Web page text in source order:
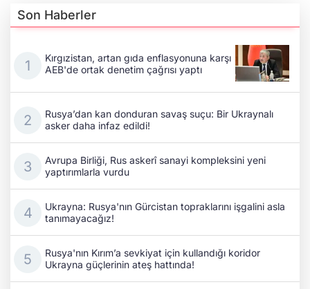
Son Haberler
Kırgızistan, artan gıda enflasyonuna karşı
AEB'de ortak denetim çağrısı yaptı
Rusya’dan kan donduran savaş suçu: Bir Ukraynalı
asker daha infaz edildi!
Avrupa Birliği, Rus askerî sanayi kompleksini yeni
yaptırımlarla vurdu
Ukrayna: Rusya'nın Gürcistan topraklarını işgalini asla
tanımayacağız!
Rusya'nın Kırım’a sevkiyat için kullandığı koridor
Ukrayna güçlerinin ateş hattında!